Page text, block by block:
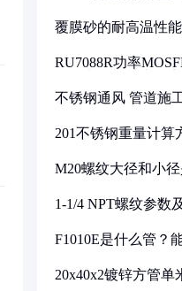
覆膜砂的耐高温性
RU7088R功率
不锈钢通风 管道施
201不锈钢重量计算
M20螺纹大径和小
1-1/4 NPT螺纹参数
F1010E是什么管？
20x40x2镀锌方管单